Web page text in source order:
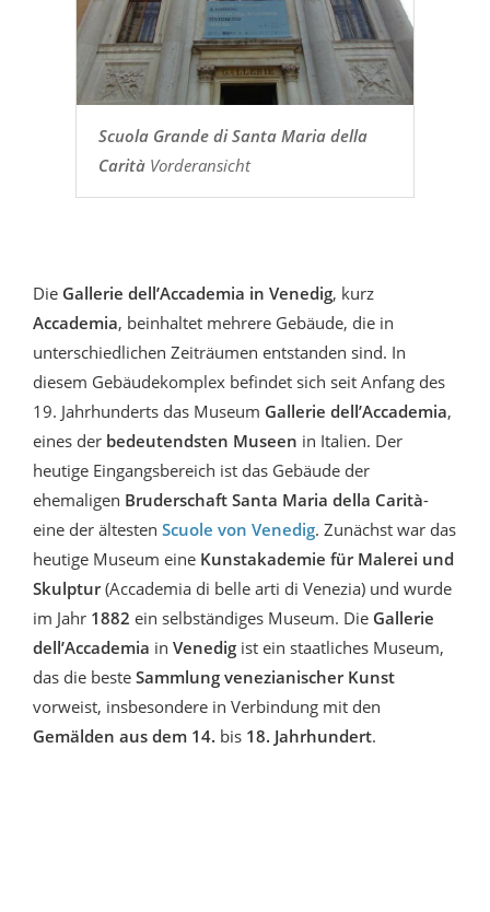
Scuola Grande di Santa Maria della
CaritàVorderansicht
Die Gallerie dell’Accademia in Venedig, kurz
Accademia, beinhaltet mehrere Gebäude, die in
unterschiedlichen Zeiträumen entstanden sind. In
diesem Gebäudekomplex befindet sich seit Anfang des
19. Jahrhunderts das Museum Gallerie dell’Accademia,
eines der bedeutendsten Museen in Italien. Der
heutige Eingangsbereich ist das Gebäude der
ehemaligen Bruderschaft Santa Maria della Carità-
eine der ältesten Scuole von Venedig. Zunächst war das
heutige Museum eine Kunstakademie für Malerei und
Skulptur(Accademia di belle arti di Venezia) und wurde
im Jahr 1882 ein selbständiges Museum. Die Gallerie
dell’Accademia in Venedig ist ein staatliches Museum,
das die beste Sammlung venezianischer Kunst
vorweist, insbesondere in Verbindung mit den
Gemälden aus dem 14. bis 18. Jahrhundert.